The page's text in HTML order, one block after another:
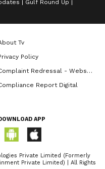
Gulf Round Up
Tv
Policy
Redressal - Website
Report Digital
APP
Private Limited (Formerly
Private Limited) | All Rights